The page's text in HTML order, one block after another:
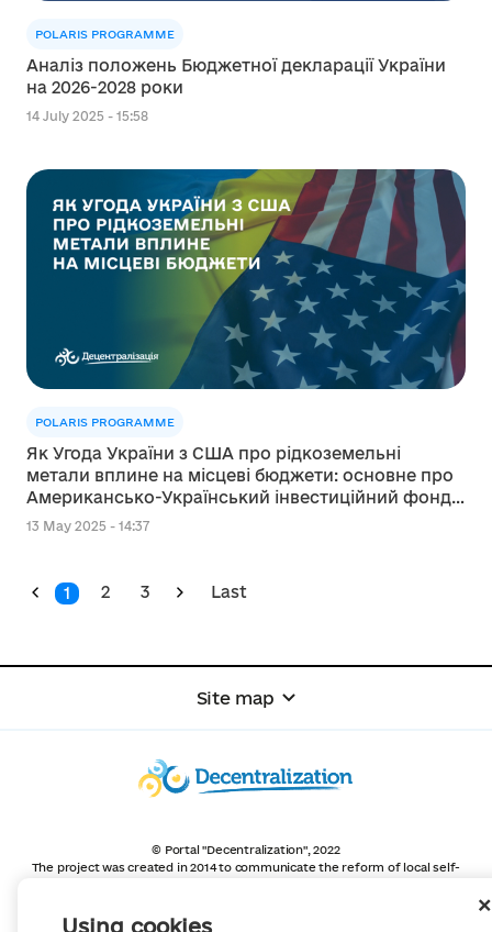
Using cookies
POLARIS PROGRAMME
Аналіз положень Бюджетної декларації України
на 2026-2028 роки
14 July 2025 - 15:58
POLARIS PROGRAMME
Як Угода України з США про рідкоземельні
метали вплине на місцеві бюджети: основне про
Американсько-Український інвестиційний фонд
відбудови
13 May 2025 - 14:37
1 2 3 Last
Site map
© Portal "Decentralization", 2022
The project was created in 2014 to communicate the reform of local self-
Creation and filling -